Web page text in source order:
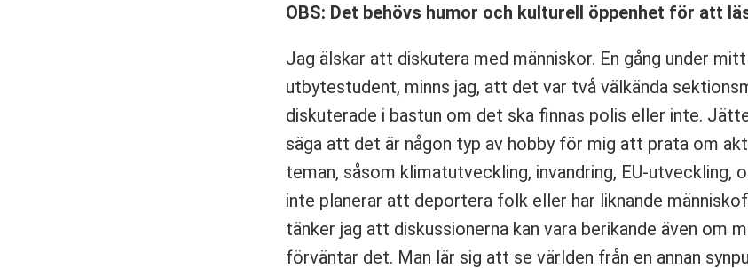
OBS: Det behövs humor och kulturell öppenhet för att
Jag älskar att diskutera med människor. En gång under
utbytestudent, minns jag, att det var två välkända
diskuterade i bastun om det ska finnas polis eller inte.
säga att det är någon typ av hobby för mig att prata om
teman, såsom klimatutveckling, invandring, EU-utveckling,
inte planerar att deportera folk eller har liknande
tänker jag att diskussionerna kan vara berikande även om
förväntar det. Man lär sig att se världen från en annan